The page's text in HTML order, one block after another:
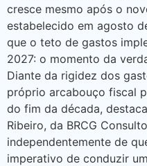
cresce mesmo após o
estabelecido em agosto
que o teto de gastos
2027: o momento da
Diante da rigidez dos
próprio arcabouço fiscal
do fim da década,
Ribeiro, da BRCG
independentemente de
imperativo de conduzir